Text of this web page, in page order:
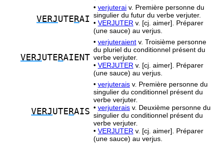
VERJUTE RAI
• verjuterai v. Première personne du
singulier du futur du verbe verjuter.
• VERJUTER v. [cj. aimer]. Préparer
(une sauce) au verjus.
VERJUTE RAIENT
• verjuteraient v. Troisième personne
du pluriel du conditionnel présent du
verbe verjuter.
• VERJUTER v. [cj. aimer]. Préparer
(une sauce) au verjus.
VERJUTE RAIS
• verjuterais v. Première personne du
singulier du conditionnel présent du
verbe verjuter.
• verjuterais v. Deuxième personne du
singulier du conditionnel présent du
verbe verjuter.
• VERJUTER v. [cj. aimer]. Préparer
(une sauce) au verjus.